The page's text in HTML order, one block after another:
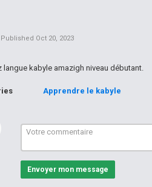
Published Oct 20, 2023
langue kabyle amazigh niveau débutant.
Apprendre le kabyle
Envoyer mon message